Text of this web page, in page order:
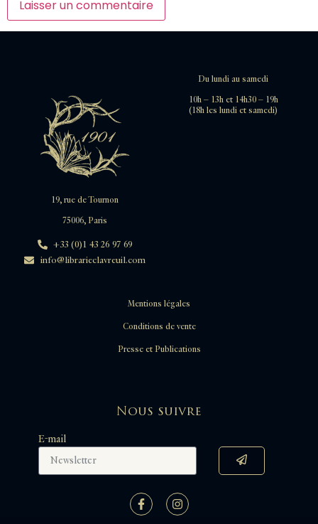
Du lundi au samedi
10h – 13h et 14h30 – 19h
(18h les lundi et samedi)
19, rue de Tournon
75006, Paris
+33 (0)1 43 26 97 69
info@librarieclavreuil.com
Mentions légales
Conditions de vente
Presse et Publications
Nous suivre
E-mail